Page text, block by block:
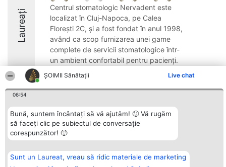
ŞOIMII Sănătații Live chat
06:54
Bună, suntem încântați să vă ajutăm! 🙂 Vă rugăm
să faceți clic pe subiectul de conversație
corespunzător! 🙂
Sunt un Laureat, vreau să ridic materiale de marketing
Laureați
Centrul stomatologic Nervadent este
localizat în Cluj-Napoca, pe Calea
Florești 2C, și a fost fondat în anul 1998,
având ca scop furnizarea unei game
complete de servicii stomatologice într-
un ambient confortabil pentru pacienți.
9
Organizator Ranking
BRIGHT SOLUTIONS BR SRL
Aleea Timisul De Sus 2 Bl. A30
București
Plebiscyt
Lista Tuturor
Reguli